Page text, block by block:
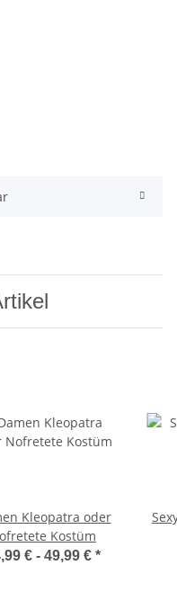
Kleopatra oder
Kostüm
€ - 49,99 € *